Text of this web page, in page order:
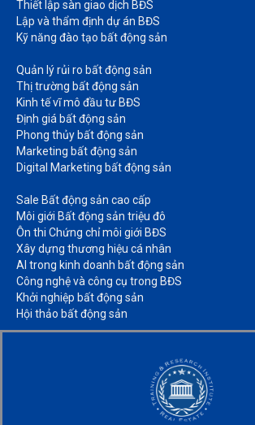
Thiết lập sàn giao dịch BĐS​
Lập và thẩm định dự án BĐS​
Kỹ năng đào tạo bất động sản​
Quản lý rủi ro bất động sản​
Thị trường bất động sản​
Kinh tế vĩ mô đầu tư BĐS​
Định giá bất động sản​
Phong thủy bất động sản​
Marketing bất động sản​
Digital Marketing bất động sản​
Sale Bất động sản cao cấp​
Môi giới Bất động sản triệu đô​
Ôn thi Chứng chỉ môi giới BĐS​
Xây dựng thương hiệu cá nhân​
AI trong kinh doanh bất động sản​
Công nghệ và công cụ trong BĐS​
Khởi nghiệp bất động sản​
Hội thảo bất động sản​